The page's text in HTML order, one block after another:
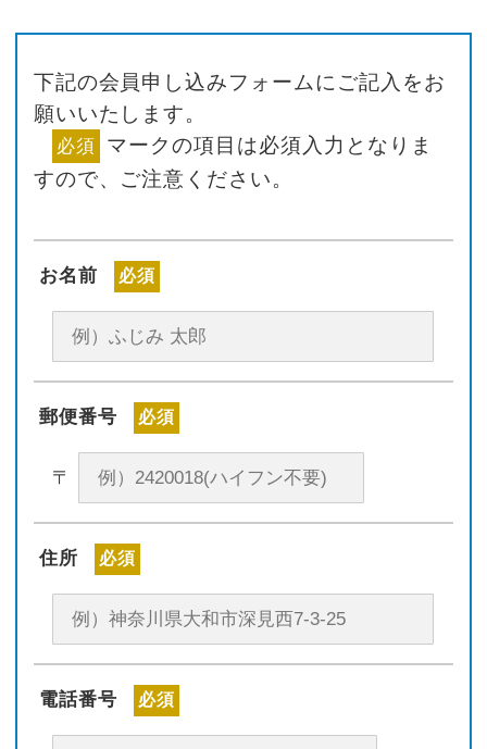
下記の会員申し込みフォームにご記入をお
願いいたします。
必須 マークの項目は必須入力となりま
すので、ご注意ください。
お名前 必須
郵便番号 必須
〒
住所 必須
電話番号 必須